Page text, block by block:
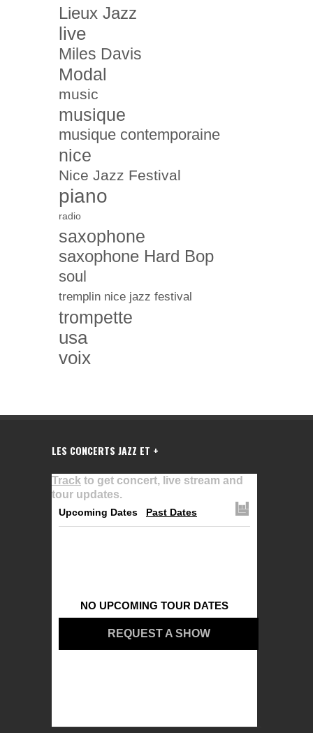
Lieux Jazz
live
Miles Davis
Modal
music
musique
musique contemporaine
nice
Nice Jazz Festival
piano
radio
saxophone
saxophone Hard Bop
soul
tremplin nice jazz festival
trompette
usa
voix
LES CONCERTS JAZZ ET +
Track to get concert, live stream and
tour updates.
Upcoming Dates Past Dates
NO UPCOMING TOUR DATES
REQUEST A SHOW